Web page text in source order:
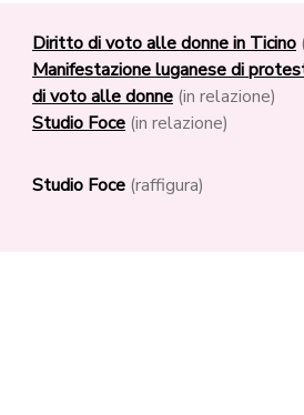
Diritto di voto alle donne in Ticino
Manifestazione luganese di
di voto alle donne (in relazione)
Studio Foce (in relazione)
Studio Foce (raffigura)